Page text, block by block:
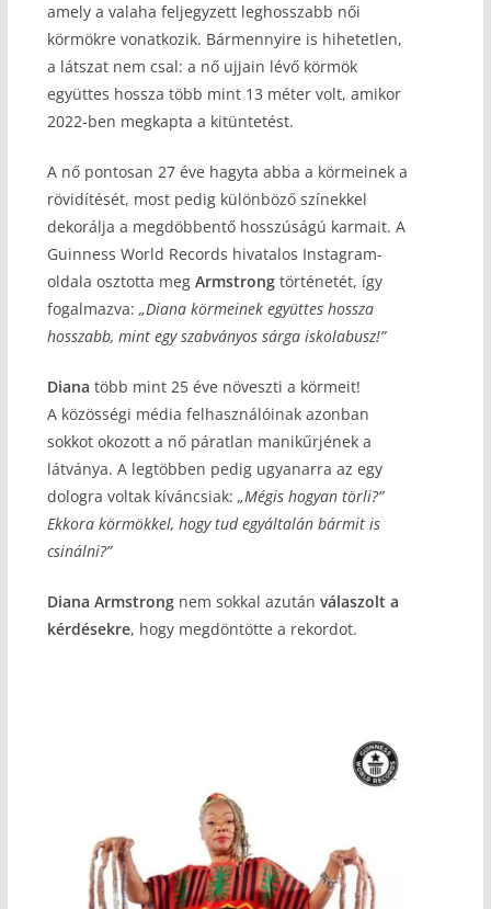
amely a valaha feljegyzett leghosszabb női
körmökre vonatkozik. Bármennyire is hihetetlen,
a látszat nem csal: a nő ujjain lévő körmök
együttes hossza több mint 13 méter volt, amikor
2022-ben megkapta a kitüntetést.
A nő pontosan 27 éve hagyta abba a körmeinek a
rövidítését, most pedig különböző színekkel
dekorálja a megdöbbentő hosszúságú karmait. A
Guinness World Records hivatalos Instagram-
oldala osztotta meg Armstrongtörténetét, így
fogalmazva: „Diana körmeinek együttes hossza
hosszabb, mint egy szabványos sárga iskolabusz!”
Diana több mint 25 éve növeszti a körmeit!
A közösségi média felhasználóinak azonban
sokkot okozott a nő páratlan manikűrjének a
látványa. A legtöbben pedig ugyanarra az egy
dologra voltak kíváncsiak: „Mégis hogyan törli?”
Ekkora körmökkel, hogy tud egyáltalán bármit is
csinálni?”
Diana Armstrongnem sokkal azután válaszolt a
kérdésekre, hogy megdöntötte a rekordot.